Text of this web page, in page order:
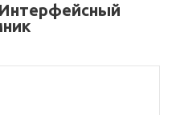
Интерфейсный